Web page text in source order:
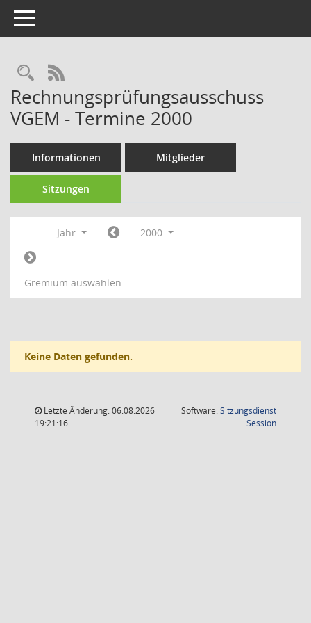
Toggle navigation
RSS-Feed
Rechnungsprüfungsausschuss
VGEM - Termine 2000
Informationen Mitglieder
Sitzungen
Jahr 2000
Gremium auswählen
Keine Daten gefunden.
Letzte Änderung: 06.08.2026
19:21:16
Software:Sitzungsdienst
Session(Wird in